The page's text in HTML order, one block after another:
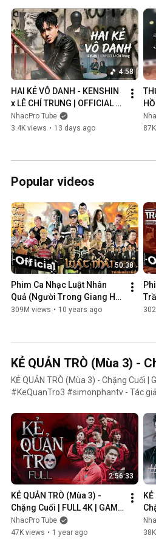
4:58
HAI KẺ VÔ DANH - KENSHIN
x LÊ CHÍ TRUNG | OFFICIAL
MUSIC VIDEO
NhacPro Tube
3.4K views • 13 days ago
Popular videos
50:38
Phim Ca Nhạc Luật Nhân
Quả (Người Trong Giang Hồ
4) - Lâm Chấn Khang 2016
309M views • 10 years ago
KẺ QUẢN TRÒ (Mùa 3) -
KẺ QUẢN TRÒ (Mùa 3) - Chặng Cuối |
#KeQuanTro3 #simonphantv - Tác giả: Simon Phan - Diễn viên: Simon Phan, Bnat, Huỳnh Nhựt,
hơi hướng của show truyền hình thực
người chiến thắng cuối cùng?. Mục
mặt nạ. Tất cả sẽ tiết lộ trong seri
Huỳnh Nhựt _ Diễn viên Huỳnh Nhựt
TikToker Trúc Khánh Duy _ Nghệ sĩ
2:56:33
KẺ QUẢN TRÒ (Mùa 3) -
Chặng Cuối | FULL 4K | GAME
CUNG HOÀNG ĐẠO || Web
Drama 2025
NhacPro Tube
47K views • 1 year ago